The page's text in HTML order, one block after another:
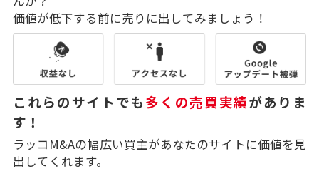
価値が低下する前に売りに出してみましょう！
これらのサイトでも多くの売買実績がありま
す！
ラッコM&Aの幅広い買主があなたのサイトに価値を見
出してくれます。